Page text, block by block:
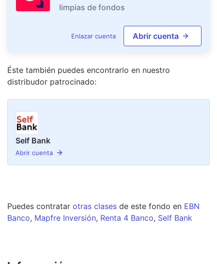
limpias de fondos
Enlazar cuenta Abrir cuenta
Éste también puedes encontrarlo en nuestro
distribudor patrocinado:
Self Bank
Abrir cuenta
Puedes contratar otras clases de este fondo en EBN
Banco, Mapfre Inversión, Renta 4 Banco, Self Bank